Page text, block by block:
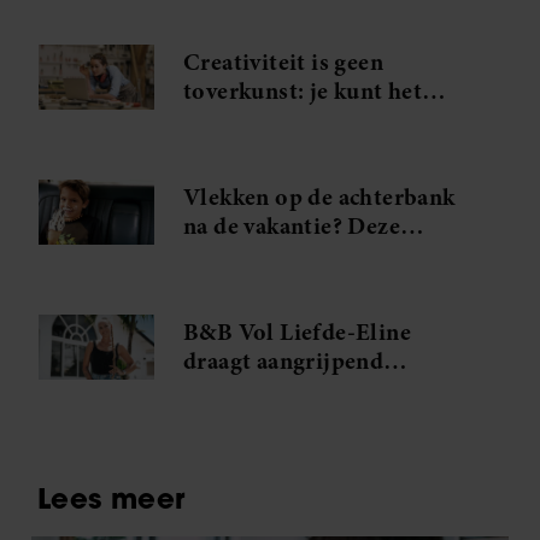
Creativiteit is geen
toverkunst: je kunt het
Vlekken op de achterbank
na de vakantie? Deze
B&B Vol Liefde-Eline
draagt aangrijpend